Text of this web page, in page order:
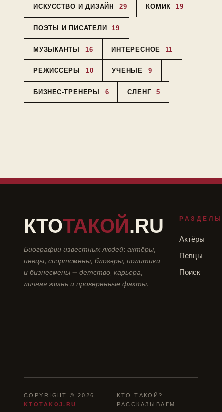
ИСКУССТВО И ДИЗАЙН 29 КОМИК 19
ПОЭТЫ И ПИСАТЕЛИ 19
МУЗЫКАНТЫ 16 ИНТЕРЕСНОЕ 11
РЕЖИССЕРЫ 10 УЧЕНЫЕ 9
БИЗНЕС-ТРЕНЕРЫ 6 СЛЕНГ 5
КТОТАКОЙ.RU
Биографии известных людей: актёры,
певцы, спортсмены, блогеры, политики
и бизнесмены — детство, карьера,
личная жизнь и проверенные факты.
РАЗДЕЛЫ
Актёры
Певцы
Поиск
COPYRIGHT © 2026
KTOTAKOJ.RU
КТО ТАКОЙ?
РАССКАЗЫВАЕМ.